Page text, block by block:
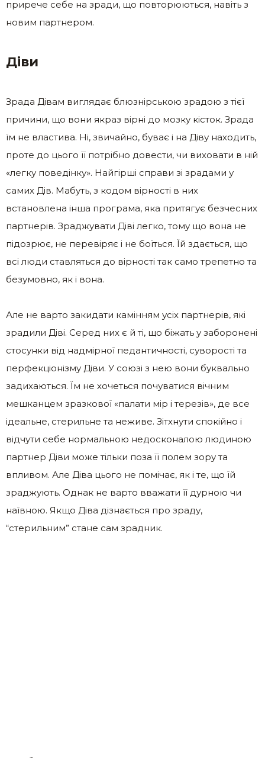
прирече себе на зради, що повторюються, навіть з
новим партнером.
Діви
Зрада Дівам виглядає блюзнірською зрадою з тієї
причини, що вони якраз вірні до мозку кісток. Зрада
їм не властива. Ні, звичайно, буває і на Діву находить,
проте до цього її потрібно довести, чи виховати в ній
«легку поведінку». Найгірші справи зі зрадами у
самих Дів. Мабуть, з кодом вірності в них
встановлена ​​інша програма, яка притягує безчесних
партнерів. Зраджувати Діві легко, тому що вона не
підозрює, не перевіряє і не боїться. Їй здається, що
всі люди ставляться до вірності так само трепетно ​​та
безумовно, як і вона.
Але не варто закидати камінням усіх партнерів, які
зрадили Діві. Серед них є й ті, що біжать у заборонені
стосунки від надмірної педантичності, суворості та
перфекціонізму Діви. У союзі з нею вони буквально
задихаються. Їм не хочеться почуватися вічним
мешканцем зразкової «палати мір і терезів», де все
ідеальне, стерильне та неживе. Зітхнути спокійно і
відчути себе нормальною недосконалою людиною
партнер Діви може тільки поза її полем зору та
впливом. Але Діва цього не помічає, як і те, що їй
зраджують. Однак не варто вважати її дурною чи
наївною. Якщо Діва дізнається про зраду,
“стерильним” стане сам зрадник.